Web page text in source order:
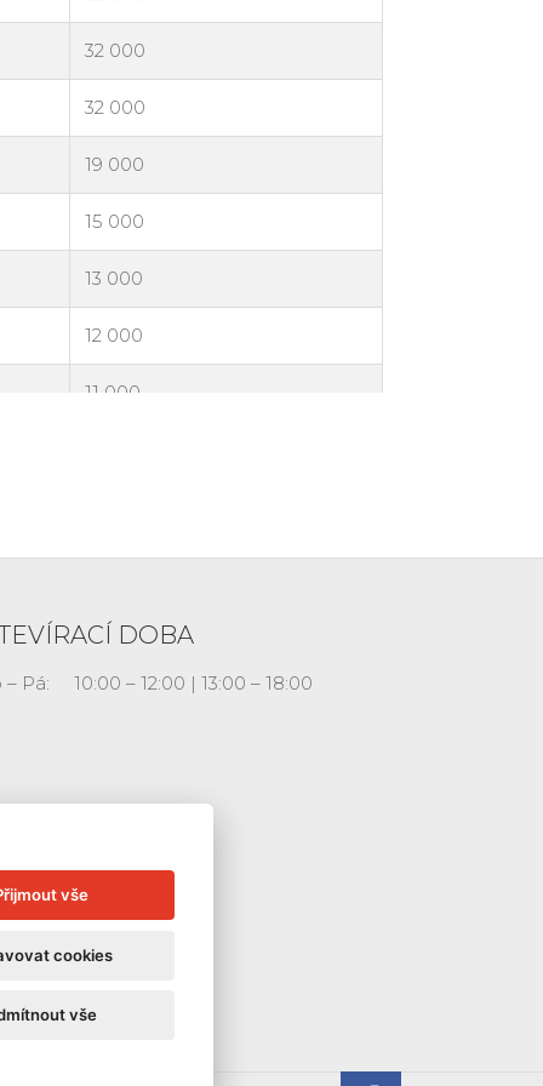
DOBA
– Pá: 10:00 – 12:00 | 13:00 – 18:00
vše
cookies
vše